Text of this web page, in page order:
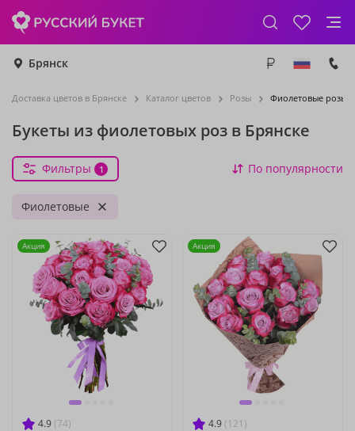
Брянск
Доставка цветов в Брянске Каталог цветов Розы Фиолетовые розы
Букеты из фиолетовых роз в Брянске
Фильтры 1 По популярности
Фиолетовые
4.9 (74)
Акция
4.9 (121)
Акция